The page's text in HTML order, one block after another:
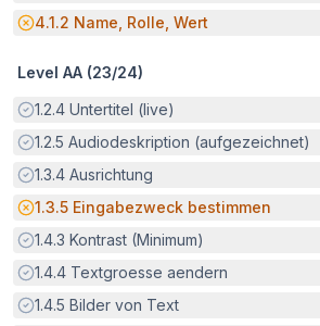
Potenzielle Barriere:
4.1.2 Name, Rolle, Wert
Level AA (23/24)
Erfüllt:
1.2.4 Untertitel (live)
Erfüllt:
1.2.5 Audiodeskription (aufgezeichnet)
Erfüllt:
1.3.4 Ausrichtung
Potenzielle Barriere:
1.3.5 Eingabezweck bestimmen
Erfüllt:
1.4.3 Kontrast (Minimum)
Erfüllt:
1.4.4 Textgroesse aendern
Erfüllt:
1.4.5 Bilder von Text